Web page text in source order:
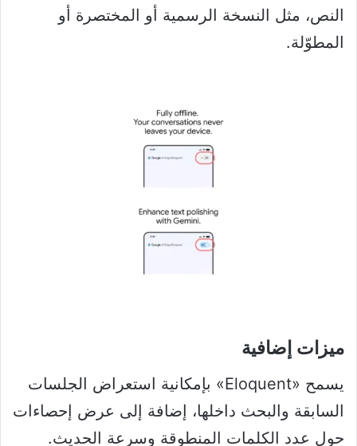
النص، مثل النسخة الرسمية أو المختصرة أو
المطوّلة.
ميزات إضافية
يسمح «Eloquent» بإمكانية استعراض الجلسات
السابقة والبحث داخلها، إضافة إلى عرض إحصاءات
حول عدد الكلمات المنطوقة وسرعة الحديث.